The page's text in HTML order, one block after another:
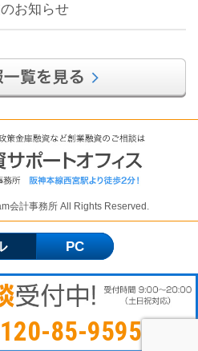
お知らせ
85-9595
会計事務所 All Rights Reserved.
PC